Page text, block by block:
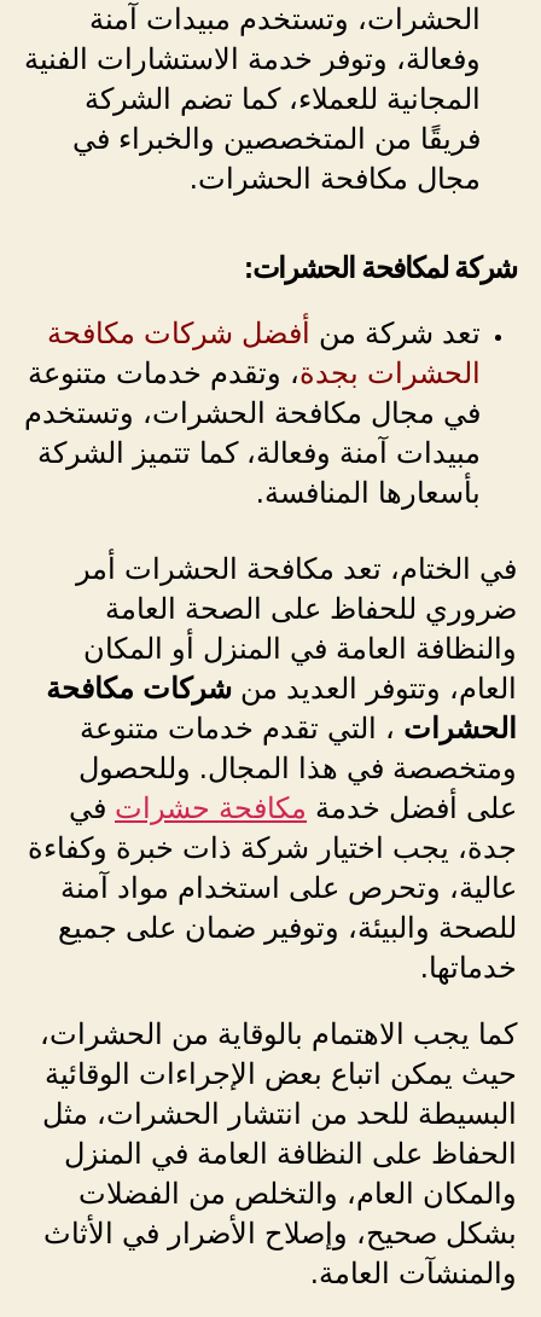
الحشرات، وتستخدم مبيدات آمنة
وفعالة، وتوفر خدمة الاستشارات الفنية
المجانية للعملاء، كما تضم الشركة
فريقًا من المتخصصين والخبراء في
مجال مكافحة الحشرات.
شركة لمكافحة الحشرات:
تعد شركة من أفضل شركات مكافحة
الحشرات بجدة، وتقدم خدمات متنوعة
في مجال مكافحة الحشرات، وتستخدم
مبيدات آمنة وفعالة، كما تتميز الشركة
بأسعارها المنافسة.
في الختام، تعد مكافحة الحشرات أمر
ضروري للحفاظ على الصحة العامة
والنظافة العامة في المنزل أو المكان
العام، وتتوفر العديد من شركات مكافحة
الحشرات ، التي تقدم خدمات متنوعة
ومتخصصة في هذا المجال. وللحصول
على أفضل خدمة مكافحة حشرات في
جدة، يجب اختيار شركة ذات خبرة وكفاءة
عالية، وتحرص على استخدام مواد آمنة
للصحة والبيئة، وتوفير ضمان على جميع
خدماتها.
كما يجب الاهتمام بالوقاية من الحشرات،
حيث يمكن اتباع بعض الإجراءات الوقائية
البسيطة للحد من انتشار الحشرات، مثل
الحفاظ على النظافة العامة في المنزل
والمكان العام، والتخلص من الفضلات
بشكل صحيح، وإصلاح الأضرار في الأثاث
والمنشآت العامة.